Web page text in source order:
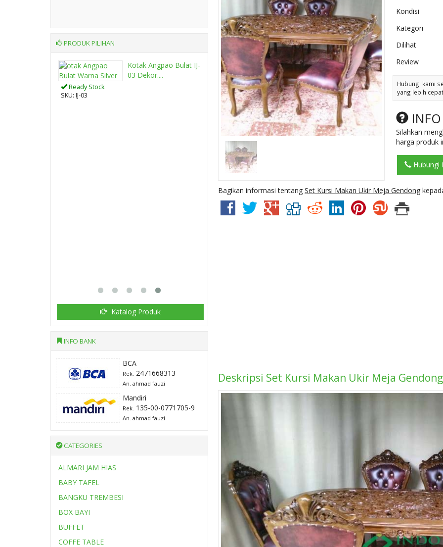
Kondisi
Kategori
Dilihat
Review
Hubungi kami
yang lebih
INFO
Silahkan
harga produk
Hubungi
Bagikan informasi tentangSet Kursi Makan Ukir Meja Gendong
Deskripsi Set Kursi Makan Ukir Meja Gendong
PRODUK PILIHAN
Kotak Angpao Bulat IJ-
03 Dekor....
Ready Stock
SKU: IJ-03
Katalog Produk
INFO BANK
BCA
Rek. 2471668313
An. ahmad fauzi
Mandiri
Rek. 135-00-0771705-9
An. ahmad fauzi
CATEGORIES
ALMARI JAM HIAS
BABY TAFEL
BANGKU TREMBESI
BOX BAYI
BUFFET
COFFE TABLE